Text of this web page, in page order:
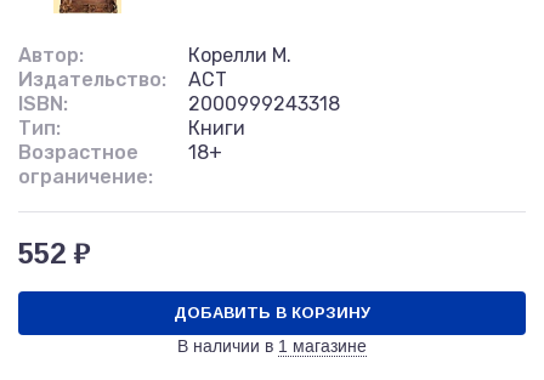
Автор:
Корелли М.
Издательство:
АСТ
ISBN:
2000999243318
Тип:
Книги
Возрастное
ограничение:
18+
552 ₽
ДОБАВИТЬ В КОРЗИНУ
В наличии в 1 магазине